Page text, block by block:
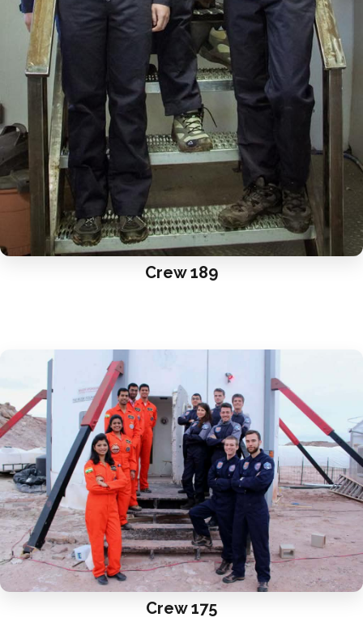
Crew 189
Crew 175